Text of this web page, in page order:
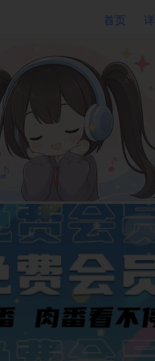
首页